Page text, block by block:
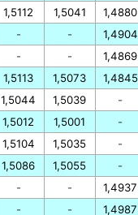
1,5112
-
-
1,5113
1,5044
1,5012
1,5104
1,5086
-
-
1,5041
-
-
1,5073
1,5039
1,5001
1,5035
1,5055
-
-
1,4880
1,4904
1,4869
1,4845
-
-
-
-
1,4937
1,4987